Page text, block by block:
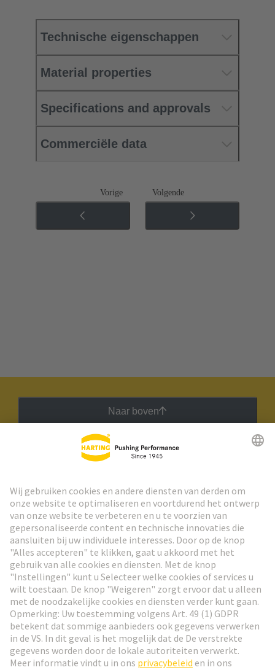
Technische eigenschappen
Material properties
Specifications and approvals
Commerciële data
Vorige Volgende
Naar boven
Ga naar registratie
Social Media